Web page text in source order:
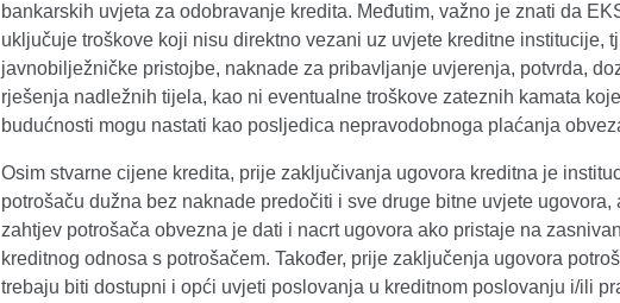
bankarskih uvjeta za odobravanje kredita. Međutim, važno je znati da
uključuje troškove koji nisu direktno vezani uz uvjete kreditne institucije,
javnobilježničke pristojbe, naknade za pribavljanje uvjerenja, potvrda,
rješenja nadležnih tijela, kao ni eventualne troškove zateznih kamata
budućnosti mogu nastati kao posljedica nepravodobnoga plaćanja
Osim stvarne cijene kredita, prije zaključivanja ugovora kreditna je
potrošaču dužna bez naknade predočiti i sve druge bitne uvjete ugovora,
zahtjev potrošača obvezna je dati i nacrt ugovora ako pristaje na
kreditnog odnosa s potrošačem. Također, prije zaključenja ugovora
trebaju biti dostupni i opći uvjeti poslovanja u kreditnom poslovanju i/ili